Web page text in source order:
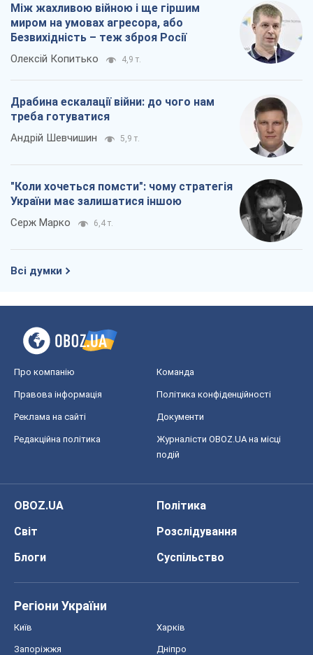
Між жахливою війною і ще гіршим
миром на умовах агресора, або
Безвихідність – теж зброя Росії
Олексій Копитько 4,9 т.
Драбина ескалації війни: до чого нам
треба готуватися
Андрій Шевчишин 5,9 т.
"Коли хочеться помсти": чому стратегія
України має залишатися іншою
Серж Марко 6,4 т.
Всі думки
Про компанію Команда
Правова інформація Політика конфіденційності
Реклама на сайті Документи
Редакційна політика
Журналісти OBOZ.UA на місці
подій
OBOZ.UA
Політика
Світ
Розслідування
Блоги
Суспільство
Регіони України
Київ Харків
Запоріжжя Дніпро